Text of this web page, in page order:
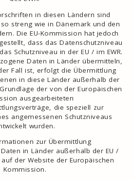
in diesen Ländern sind
streng wie in Dänemark und den
Die EU-Kommission hat jedoch
dass das Datenschutzniveau
Schutzniveau in der EU / im EWR.
Daten in Länder übermitteln,
Fall ist, erfolgt die Übermittlung
in diese Länder außerhalb der
der von der Europäischen
ausgearbeiteten
die speziell zur
angemessenen Schutzniveaus
wurden.
zur Übermittlung
in Länder außerhalb der EU /
auf der Website der Europäischen
Kommission.